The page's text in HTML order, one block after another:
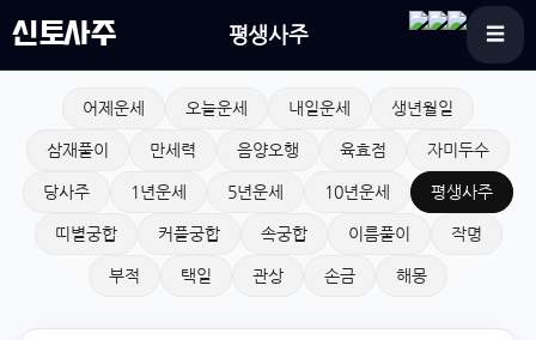
신토사주 평생사주 ☰
어제운세 오늘운세 내일운세 생년월일
삼재풀이 만세력 음양오행 육효점 자미두수
당사주 1년운세 5년운세 10년운세 평생사주
띠별궁합 커플궁합 속궁합 이름풀이 작명
부적 택일 관상 손금 해몽